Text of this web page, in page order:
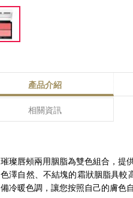
產品介紹
相關資訊
璀璨唇頰兩用胭脂為雙色組合，提
色澤自然、不結塊的霜狀胭脂具較
備冷暖色調，讓您按照自己的膚色